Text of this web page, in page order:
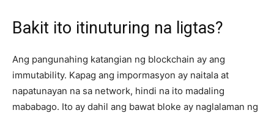
Bakit ito itinuturing na ligtas?
Ang pangunahing katangian ng blockchain ay ang
immutability. Kapag ang impormasyon ay naitala at
napatunayan na sa network, hindi na ito madaling
mababago. Ito ay dahil ang bawat bloke ay naglalaman ng